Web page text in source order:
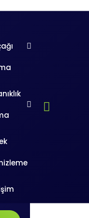
çözümü için
belirtilen yerde bir
kaldırabilir, başarılı